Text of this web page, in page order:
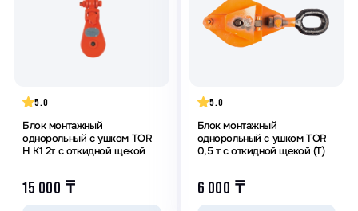
5.0
Блок монтажный
однорольный с ушком TOR
H K1 2т с откидной щекой
15 000 ₸
5.0
Блок монтажный
однорольный с ушком TOR
0,5 т с откидной щекой (T)
6 000 ₸